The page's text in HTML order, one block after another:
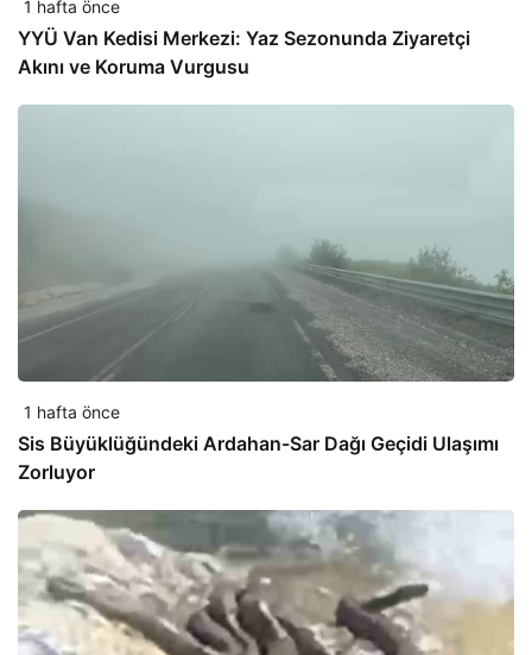
1 hafta önce
YYÜ Van Kedisi Merkezi: Yaz Sezonunda Ziyaretçi
Akını ve Koruma Vurgusu
1 hafta önce
Sis Büyüklüğündeki Ardahan-Sar Dağı Geçidi Ulaşımı
Zorluyor